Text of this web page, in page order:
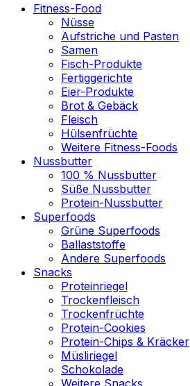
Fitness-Food
Nüsse
Aufstriche und Pasten
Samen
Fisch-Produkte
Fertiggerichte
Eier-Produkte
Brot & Gebäck
Fleisch
Hülsenfrüchte
Weitere Fitness-Foods
Nussbutter
100 % Nussbutter
Süße Nussbutter
Protein-Nussbutter
Superfoods
Grüne Superfoods
Ballaststoffe
Andere Superfoods
Snacks
Proteinriegel
Trockenfleisch
Trockenfrüchte
Protein-Cookies
Protein-Chips & Kräcker
Müsliriegel
Schokolade
Weitere Snacks